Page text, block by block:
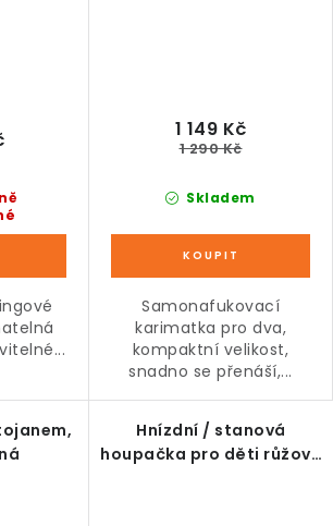
Skladem
1 149 Kč
1 290 Kč
Samonafukovací
karimatka pro dva,
kompaktní velikost,
snadno se přenáší,...
Hnízdní / stanová
houpačka pro děti růžová